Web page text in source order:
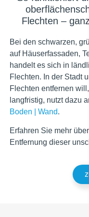
Flechten –
Bei den schwarzen,
auf Häuserfassaden,
handelt es sich in
Flechten. In der Stadt
Flechten entfernen
langfristig, nutzt dazu
Boden | Wand.
Erfahren Sie mehr
Entfernung dieser